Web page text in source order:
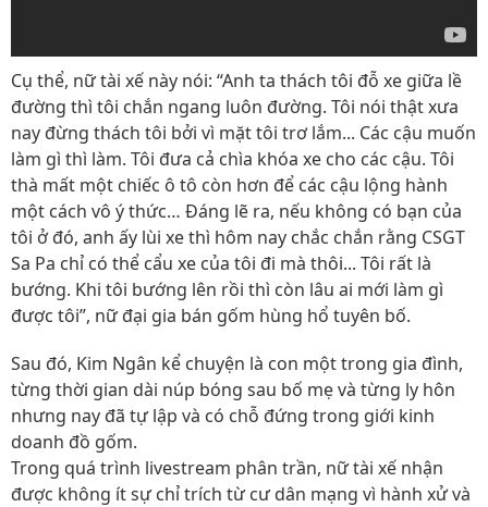
Cụ thể, nữ tài xế này nói: “Anh ta thách tôi đỗ xe giữa lề
đường thì tôi chắn ngang luôn đường. Tôi nói thật xưa
nay đừng thách tôi bởi vì mặt tôi trơ lắm... Các cậu muốn
làm gì thì làm. Tôi đưa cả chìa khóa xe cho các cậu. Tôi
thà mất một chiếc ô tô còn hơn để các cậu lộng hành
một cách vô ý thức… Đáng lẽ ra, nếu không có bạn của
tôi ở đó, anh ấy lùi xe thì hôm nay chắc chắn rằng CSGT
Sa Pa chỉ có thể cẩu xe của tôi đi mà thôi... Tôi rất là
bướng. Khi tôi bướng lên rồi thì còn lâu ai mới làm gì
được tôi”, nữ đại gia bán gốm hùng hổ tuyên bố.
Sau đó, Kim Ngân kể chuyện là con một trong gia đình,
từng thời gian dài núp bóng sau bố mẹ và từng ly hôn
nhưng nay đã tự lập và có chỗ đứng trong giới kinh
doanh đồ gốm.
Trong quá trình livestream phân trần, nữ tài xế nhận
được không ít sự chỉ trích từ cư dân mạng vì hành xử và